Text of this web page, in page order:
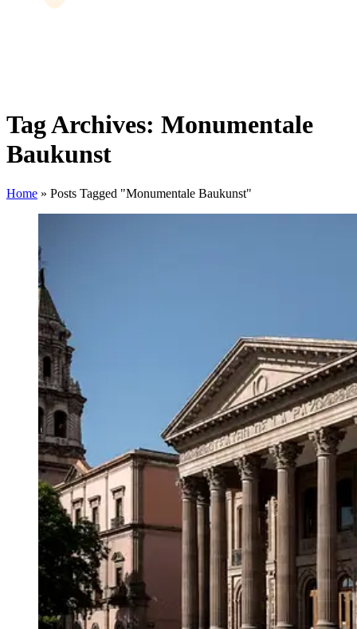
Tag Archives: Monumentale
Baukunst
Home » Posts Tagged "Monumentale Baukunst"